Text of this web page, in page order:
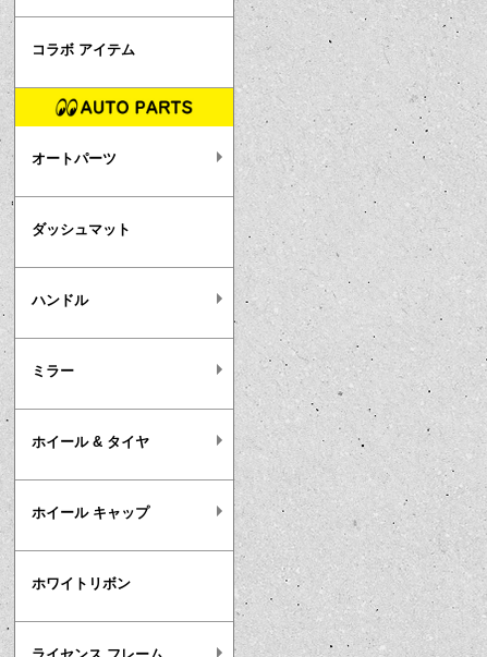
コラボ アイテム
オートパーツ
ダッシュマット
ハンドル
ミラー
ホイール & タイヤ
ホイール キャップ
ホワイトリボン